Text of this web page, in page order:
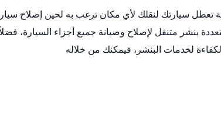
سيارتك لنقلك لأي مكان ترغب به لحين إصلاح
بنشر متنقل لإصلاح وصيانة جميع أجزاء السيارة،
لخدمات البنشر، فيمكنك من خلاله